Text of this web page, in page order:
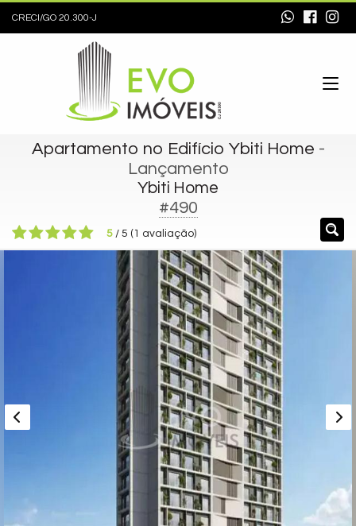
CRECI/GO 20.300-J
Apartamento no Edifício Ybiti Home -
Lançamento
Ybiti Home
#490
5 / 5 ( 1 avaliação)